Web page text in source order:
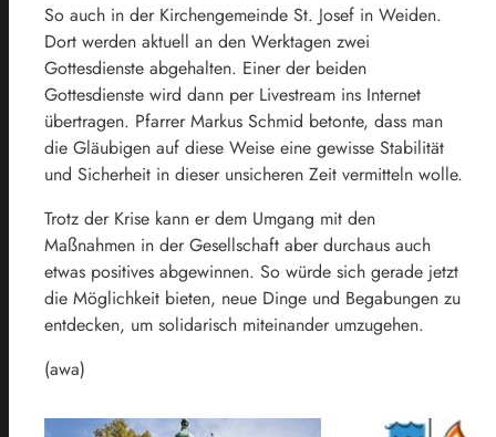
So auch in der Kirchengemeinde St. Josef in Weiden.
Dort werden aktuell an den Werktagen zwei
Gottesdienste abgehalten. Einer der beiden
Gottesdienste wird dann per Livestream ins Internet
übertragen. Pfarrer Markus Schmid betonte, dass man
die Gläubigen auf diese Weise eine gewisse Stabilität
und Sicherheit in dieser unsicheren Zeit vermitteln wolle.
Trotz der Krise kann er dem Umgang mit den
Maßnahmen in der Gesellschaft aber durchaus auch
etwas positives abgewinnen. So würde sich gerade jetzt
die Möglichkeit bieten, neue Dinge und Begabungen zu
entdecken, um solidarisch miteinander umzugehen.
(awa)